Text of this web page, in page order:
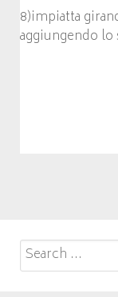
8)impiatta
aggiungendo
Search
for: